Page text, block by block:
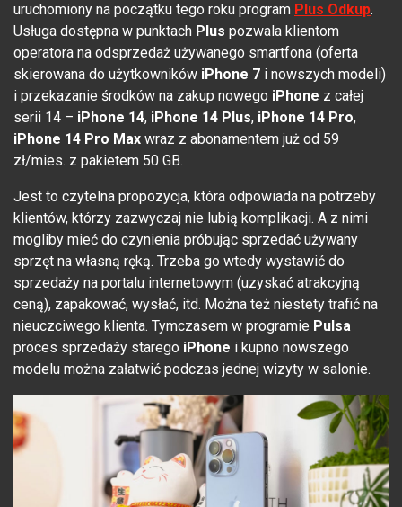
uruchomiony na początku tego roku program Plus Odkup.
Usługa dostępna w punktach Plus pozwala klientom
operatora na odsprzedaż używanego smartfona (oferta
skierowana do użytkowników iPhone 7 i nowszych modeli)
i przekazanie środków na zakup nowego iPhone z całej
serii 14 – iPhone 14, iPhone 14 Plus, iPhone 14 Pro,
iPhone 14 Pro Max wraz z abonamentem już od 59
zł/mies. z pakietem 50 GB.
Jest to czytelna propozycja, która odpowiada na potrzeby
klientów, którzy zazwyczaj nie lubią komplikacji. A z nimi
mogliby mieć do czynienia próbując sprzedać używany
sprzęt na własną ręką. Trzeba go wtedy wystawić do
sprzedaży na portalu internetowym (uzyskać atrakcyjną
ceną), zapakować, wysłać, itd. Można też niestety trafić na
nieuczciwego klienta. Tymczasem w programie Pulsa
proces sprzedaży starego iPhone i kupno nowszego
modelu można załatwić podczas jednej wizyty w salonie.